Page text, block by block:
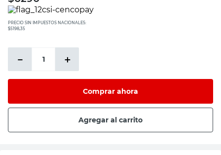
PRECIO SIN IMPUESTOS NACIONALES:
$5198,35
＋
－
Comprar ahora
Agregar al carrito